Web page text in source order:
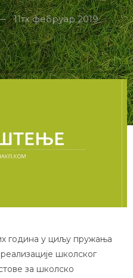
11тх фебруар 2019
година у циљу пружања
школског
за школско